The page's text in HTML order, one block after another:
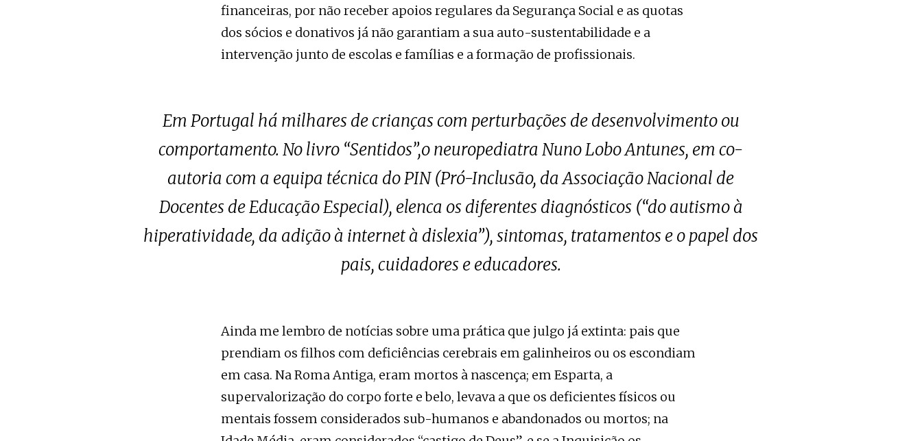
financeiras, por não receber apoios regulares da Segurança Social e as quotas
dos sócios e donativos já não garantiam a sua auto-sustentabilidade e a
intervenção junto de escolas e famílias e a formação de profissionais.
Em Portugal há milhares de crianças com perturbações de desenvolvimento ou
comportamento. No livro “Sentidos”,o neuropediatra Nuno Lobo Antunes, em co-
autoria com a equipa técnica do PIN (Pró-Inclusão, da Associação Nacional de
Docentes de Educação Especial), elenca os diferentes diagnósticos (“do autismo à
hiperatividade, da adição à internet à dislexia”), sintomas, tratamentos e o papel dos
pais, cuidadores e educadores.
Ainda me lembro de notícias sobre uma prática que julgo já extinta: pais que
prendiam os filhos com deficiências cerebrais em galinheiros ou os escondiam
em casa. Na Roma Antiga, eram mortos à nascença; em Esparta, a
supervalorização do corpo forte e belo, levava a que os deficientes físicos ou
mentais fossem considerados sub-humanos e abandonados ou mortos; na